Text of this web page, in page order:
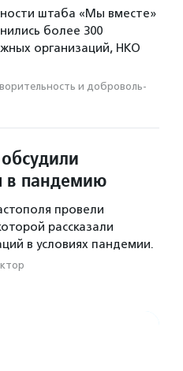
штаба «Мы вместе»
более 300
организаций, НКО
и доброволь­
в пандемию
провели
рассказали
в условиях пандемии.